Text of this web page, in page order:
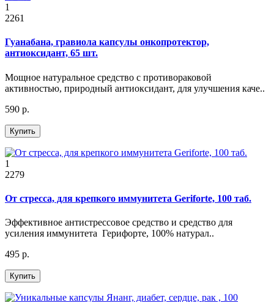
1
2261
Гуанабана, гравиола капсулы онкопротектор,
антиоксидант, 65 шт.
Мощное натуральное средство с противораковой
активностью, природный антиоксидант, для улучшения каче..
590 р.
Купить
1
2279
От стресса, для крепкого иммунитета Geriforte, 100 таб.
Эффективное антистрессовое средство и средство для
усиления иммунитета Герифорте, 100% натурал..
495 р.
Купить